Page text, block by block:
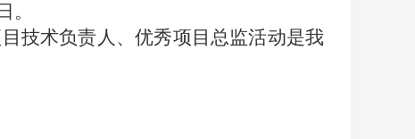
日。
目技术负责人、优秀项目总监活动是我